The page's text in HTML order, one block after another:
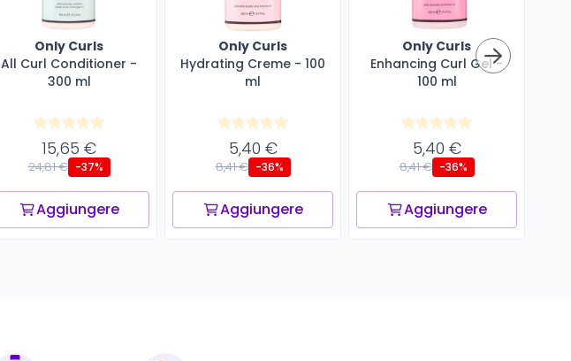
Only Curls
All Curl Conditioner -
300 ml
15,65 €
24,81 € -37%
Aggiungere
Only Curls
Hydrating Creme - 100
ml
5,40 €
8,41 € -36%
Aggiungere
Only Curls
Enhancing Curl Gel -
100 ml
5,40 €
8,41 € -36%
Aggiungere